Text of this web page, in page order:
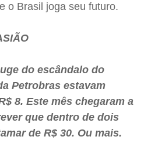
o Brasil joga seu futuro.
do escândalo do
Petrobras estavam
8. Este mês chegaram a
que dentro de dois
de R$ 30. Ou mais.